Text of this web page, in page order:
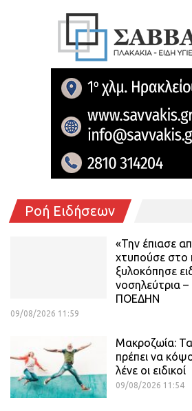
Ροή Ειδήσεων
«Την έπιασε
χτυπούσε στο
ξυλοκόπησε
νοσηλεύτρια –
ΠΟΕΔΗΝ
09/08/2026 11:59
Μακροζωία:
πρέπει να
λένε οι ειδικοί
09/08/2026 11:54